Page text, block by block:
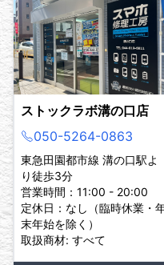
ストックラボ溝の口店
050-5264-0863
東急田園都市線 溝の口駅よ
り徒歩3分
営業時間：11:00 - 20:00
定休日：なし（臨時休業・
末年始を除く）
取扱商材: すべて